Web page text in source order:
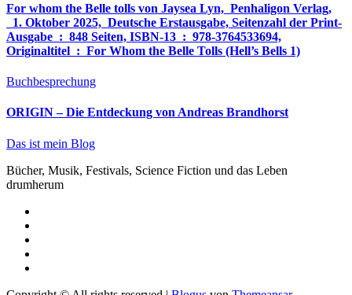
For whom the Belle tolls von Jaysea Lyn, ‎ Penhaligon Verlag,
‎ 1. Oktober 2025, ‎ Deutsche Erstausgabe, Seitenzahl der Print-
Ausgabe ‏ : ‎ 848 Seiten, ISBN-13 ‏ : ‎ 978-3764533694,
Originaltitel ‏ : ‎ For Whom the Belle Tolls (Hell’s Bells 1)
Buchbesprechung
ORIGIN – Die Entdeckung von Andreas Brandhorst
Das ist mein Blog
Bücher, Musik, Festivals, Science Fiction und das Leben
drumherum